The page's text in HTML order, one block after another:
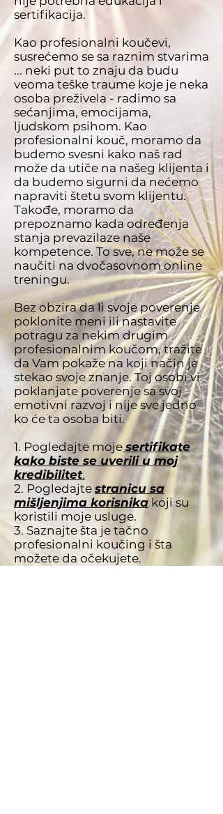
sertifikacija.
Kao profesionalni koučevi,
susrećemo se sa raznim stvarima
... neki put to znaju da budu
veoma teške traume koje je neka
osoba preživela - radimo sa
sećanjima, emocijama,
ljudskom psihom. Kao
profesionalni kouč, moramo da
budemo svesni kako naš rad
može da utiče na našeg klijenta i
da budemo sigurni da nećemo
napraviti štetu svom klijentu.
Takođe, moramo da
prepoznamo kada određenja
stanja prevazilaze naše
kompetence. To sve, ne može se
naučiti na dvočasovnom online
treningu.
Bez obzira da li svoje poverenje
poklonite meni ili nastavite
potragu za nekim drugim
profesionalnim koučom, tražite
da Vam pokaže na koji način je
stekao svoje znanje. Toj osobi vi
poklanjate poverenje sa svoj
emotivni razvoj i nije sve jedno
ko će ta osoba biti.
1. Pogledajte moje sertifikate
kako biste se uverili u moj
kredibilitet.
2. Pogledajte stranicu sa
mišljenjima korisnika koji su
koristili moje usluge.
3. Saznajte šta je tačno
profesionalni koučing i šta
možete da očekujete.